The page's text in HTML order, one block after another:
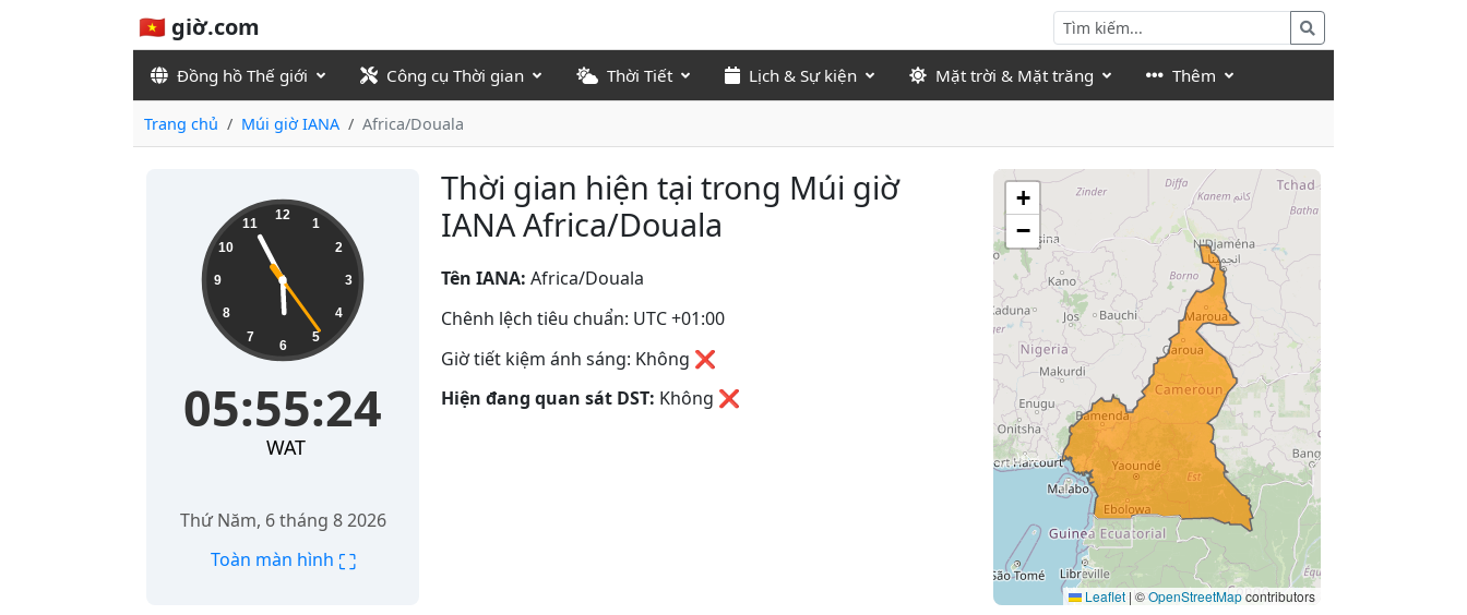
🇻🇳 giờ.com
Đồng hồ Thế giới Công cụ Thời gian Thời Tiết Lịch & Sự kiện Mặt trời & Mặt trăng Thêm
Trang chủ Múi giờ IANA Africa/Douala
Thời gian hiện tại trong Múi giờ
IANA Africa/Douala
05:55:24 12
1
2
3
4
5
6
7
8
9
10
11
05:55:24
WAT
Thứ Năm, 6 tháng 8 2026
Toàn màn hình ⛶
Tên IANA: Africa/Douala
Chênh lệch tiêu chuẩn: UTC +01:00
Giờ tiết kiệm ánh sáng: Không ❌
Hiện đang quan sát DST: Không ❌
+
−
Leaflet | ©OpenStreetMapcontributors